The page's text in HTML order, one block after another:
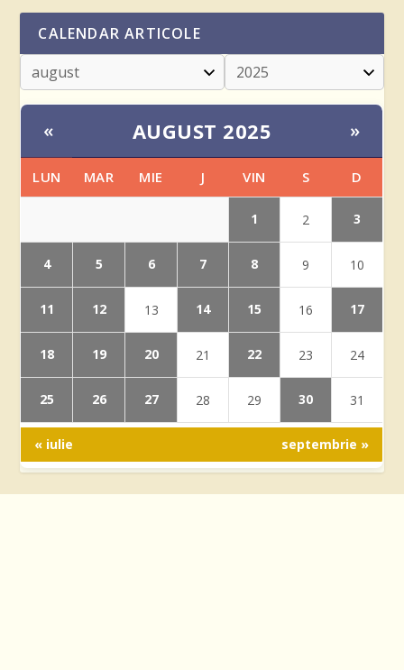
CALENDAR ARTICOLE
« AUGUST 2025 »
LUN MAR MIE J VIN S D
1 2 3
4 5 6 7 8 9 10
11 12 13 14 15 16 17
18 19 20 21 22 23 24
25 26 27 28 29 30 31
« iulie septembrie »